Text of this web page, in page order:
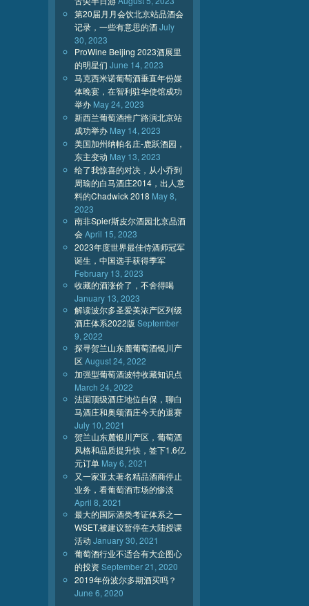
第20届月月会饮北京站品酒会
记录，一些有意思的酒July
30, 2023
ProWine Beijing 2023酒展里
的明星们 June 14, 2023
马克西米诺葡萄酒垂直年份媒
体晚宴，在智利驻华使馆成功
举办 May 24, 2023
新西兰葡萄酒推广路演北京站
成功举办 May 14, 2023
美国加州纳帕名庄-鹿跃酒园，
东主变动 May 13, 2023
给了我惊喜的对决，从小乔到
周瑜的白马酒庄2014，出人意
料的Chadwick 2018 May 8,
2023
南非Spier斯皮尔酒园北京品酒
会April 15, 2023
2023年度世界最佳侍酒师冠军
诞生，中国选手获得季军
February 13, 2023
收藏的酒涨价了，不舍得喝
January 13, 2023
解读波尔多圣爱美浓产区列级
酒庄体系2022版 September
9, 2022
探寻贺兰山东麓葡萄酒银川产
区August 24, 2022
加强型葡萄酒波特收藏知识点
March 24, 2022
法国顶级酒庄地位自保，聊白
马酒庄和奥颂酒庄今天的退赛
July 10, 2021
贺兰山东麓银川产区，葡萄酒
风格和品质提升快，签下1.6亿
元订单 May 6, 2021
又一家亚太著名精品酒商停止
业务，看葡萄酒市场的惨淡
April 8, 2021
最大的国际酒类考证体系之一
WSET,被建议暂停在大陆授课
活动 January 30, 2021
葡萄酒行业不适合有大企图心
的投资September 21, 2020
2019年份波尔多期酒买吗？
June 6, 2020